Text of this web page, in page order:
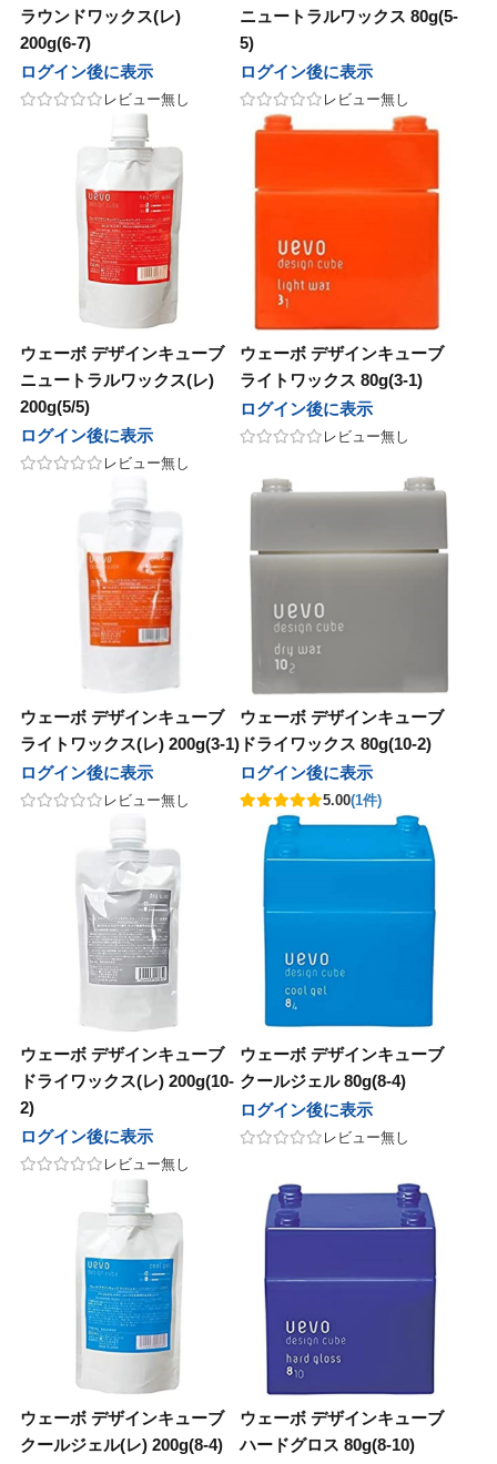
ラウンドワックス(レ)
200g(6-7)
ログイン後に表示
レビュー無し
ニュートラルワックス 80g(5-
5)
ログイン後に表示
レビュー無し
ウェーボ デザインキューブ
ニュートラルワックス(レ)
200g(5/5)
ログイン後に表示
レビュー無し
ウェーボ デザインキューブ
ライトワックス 80g(3-1)
ログイン後に表示
レビュー無し
ウェーボ デザインキューブ
ライトワックス(レ) 200g(3-1)
ログイン後に表示
レビュー無し
ウェーボ デザインキューブ
ドライワックス 80g(10-2)
ログイン後に表示
5.00(1件)
ウェーボ デザインキューブ
ドライワックス(レ) 200g(10-
2)
ログイン後に表示
レビュー無し
ウェーボ デザインキューブ
クールジェル 80g(8-4)
ログイン後に表示
レビュー無し
ウェーボ デザインキューブ
クールジェル(レ) 200g(8-4)
ウェーボ デザインキューブ
ハードグロス 80g(8-10)